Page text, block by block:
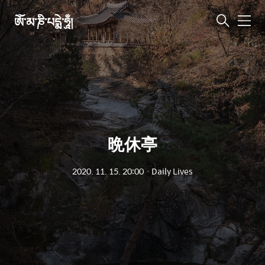
ཨོཾ་མ་ཎི་པདྨེ་ཧཱུྃ། 메
뉴
晩休亭
2020. 11. 15. 20:00 ㆍ Daily Lives